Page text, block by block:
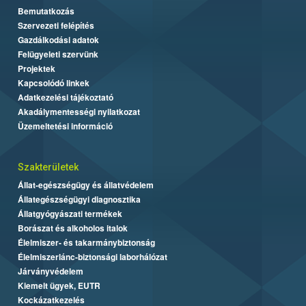
Bemutatkozás
Szervezeti felépítés
Gazdálkodási adatok
Felügyeleti szervünk
Projektek
Kapcsolódó linkek
Adatkezelési tájékoztató
Akadálymentességi nyilatkozat
Üzemeltetési információ
Szakterületek
Állat-egészségügy és állatvédelem
Állategészségügyi diagnosztika
Állatgyógyászati termékek
Borászat és alkoholos italok
Élelmiszer- és takarmánybiztonság
Élelmiszerlánc-biztonsági laborhálózat
Járványvédelem
Kiemelt ügyek, EUTR
Kockázatkezelés